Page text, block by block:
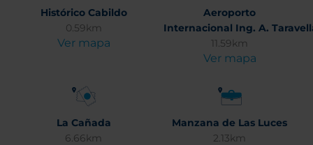
Histórico Cabildo
0.59km
Ver mapa
Aeroporto
Internacional Ing. A.
11.59km
Ver mapa
La Cañada
6.66km
Manzana de Las Luces
2.13km